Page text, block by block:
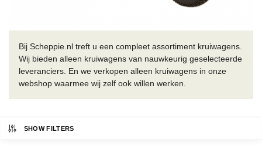
Bij Scheppie.nl treft u een compleet assortiment kruiwagens.
Wij bieden alleen kruiwagens van nauwkeurig geselecteerde
leveranciers. En we verkopen alleen kruiwagens in onze
webshop waarmee wij zelf ook willen werken.
SHOW FILTERS